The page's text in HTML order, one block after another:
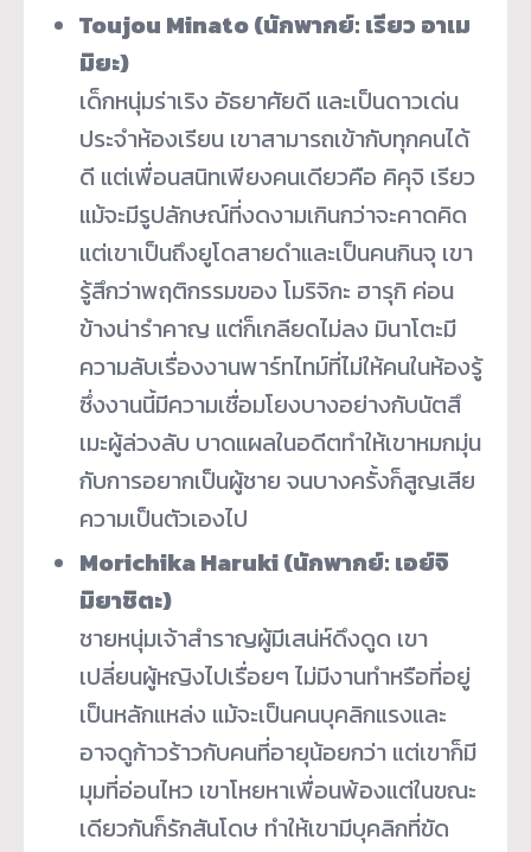
Toujou Minato (นักพากย์: เรียว อาเม
มิยะ)
เด็กหนุ่มร่าเริง อัธยาศัยดี และเป็นดาวเด่น
ประจำห้องเรียน เขาสามารถเข้ากับทุกคนได้
ดี แต่เพื่อนสนิทเพียงคนเดียวคือ คิคุจิ เรียว
แม้จะมีรูปลักษณ์ที่งดงามเกินกว่าจะคาดคิด
แต่เขาเป็นถึงยูโดสายดำและเป็นคนกินจุ เขา
รู้สึกว่าพฤติกรรมของ โมริจิกะ ฮารุกิ ค่อน
ข้างน่ารำคาญ แต่ก็เกลียดไม่ลง มินาโตะมี
ความลับเรื่องงานพาร์ทไทม์ที่ไม่ให้คนในห้องรู้
ซึ่งงานนี้มีความเชื่อมโยงบางอย่างกับนัตสึ
เมะผู้ล่วงลับ บาดแผลในอดีตทำให้เขาหมกมุ่น
กับการอยากเป็นผู้ชาย จนบางครั้งก็สูญเสีย
ความเป็นตัวเองไป
Morichika Haruki (นักพากย์: เอย์จิ
มิยาชิตะ)
ชายหนุ่มเจ้าสำราญผู้มีเสน่ห์ดึงดูด เขา
เปลี่ยนผู้หญิงไปเรื่อยๆ ไม่มีงานทำหรือที่อยู่
เป็นหลักแหล่ง แม้จะเป็นคนบุคลิกแรงและ
อาจดูก้าวร้าวกับคนที่อายุน้อยกว่า แต่เขาก็มี
มุมที่อ่อนไหว เขาโหยหาเพื่อนพ้องแต่ในขณะ
เดียวกันก็รักสันโดษ ทำให้เขามีบุคลิกที่ขัด